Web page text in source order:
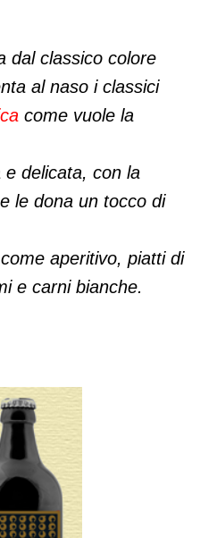
dal classico colore
al naso i classici
come vuole la
delicata, con la
le dona un tocco di
aperitivo, piatti di
e carni bianche.